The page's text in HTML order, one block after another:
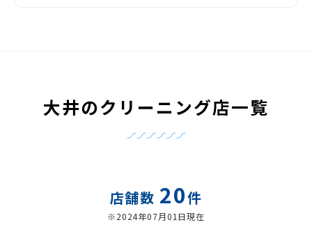
大井のクリーニング店一覧
店舗数 20件
※2024年07月01日現在